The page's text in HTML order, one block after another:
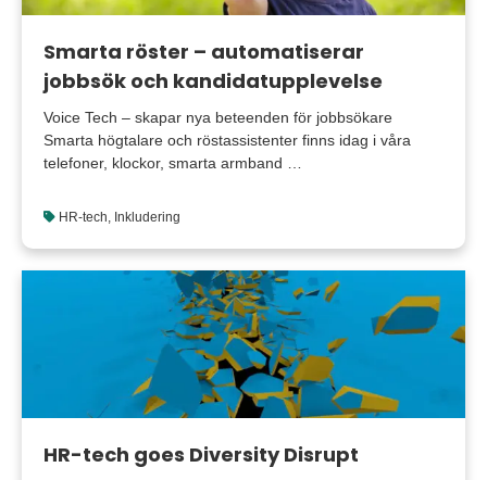
Smarta röster – automatiserar
jobbsök och kandidatupplevelse
Voice Tech – skapar nya beteenden för jobbsökare
Smarta högtalare och röstassistenter finns idag i våra
telefoner, klockor, smarta armband …
HR-tech Inkludering
HR-tech goes Diversity Disrupt